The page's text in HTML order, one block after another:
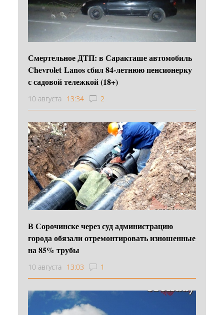
Смертельное ДТП: в Саракташе автомобиль
Chevrolet Lanos сбил 84-летнюю пенсионерку
с садовой тележкой (18+)
10 августа 13:34 2
В Сорочинске через суд администрацию
города обязали отремонтировать изношенные
на 85% трубы
10 августа 13:03 1